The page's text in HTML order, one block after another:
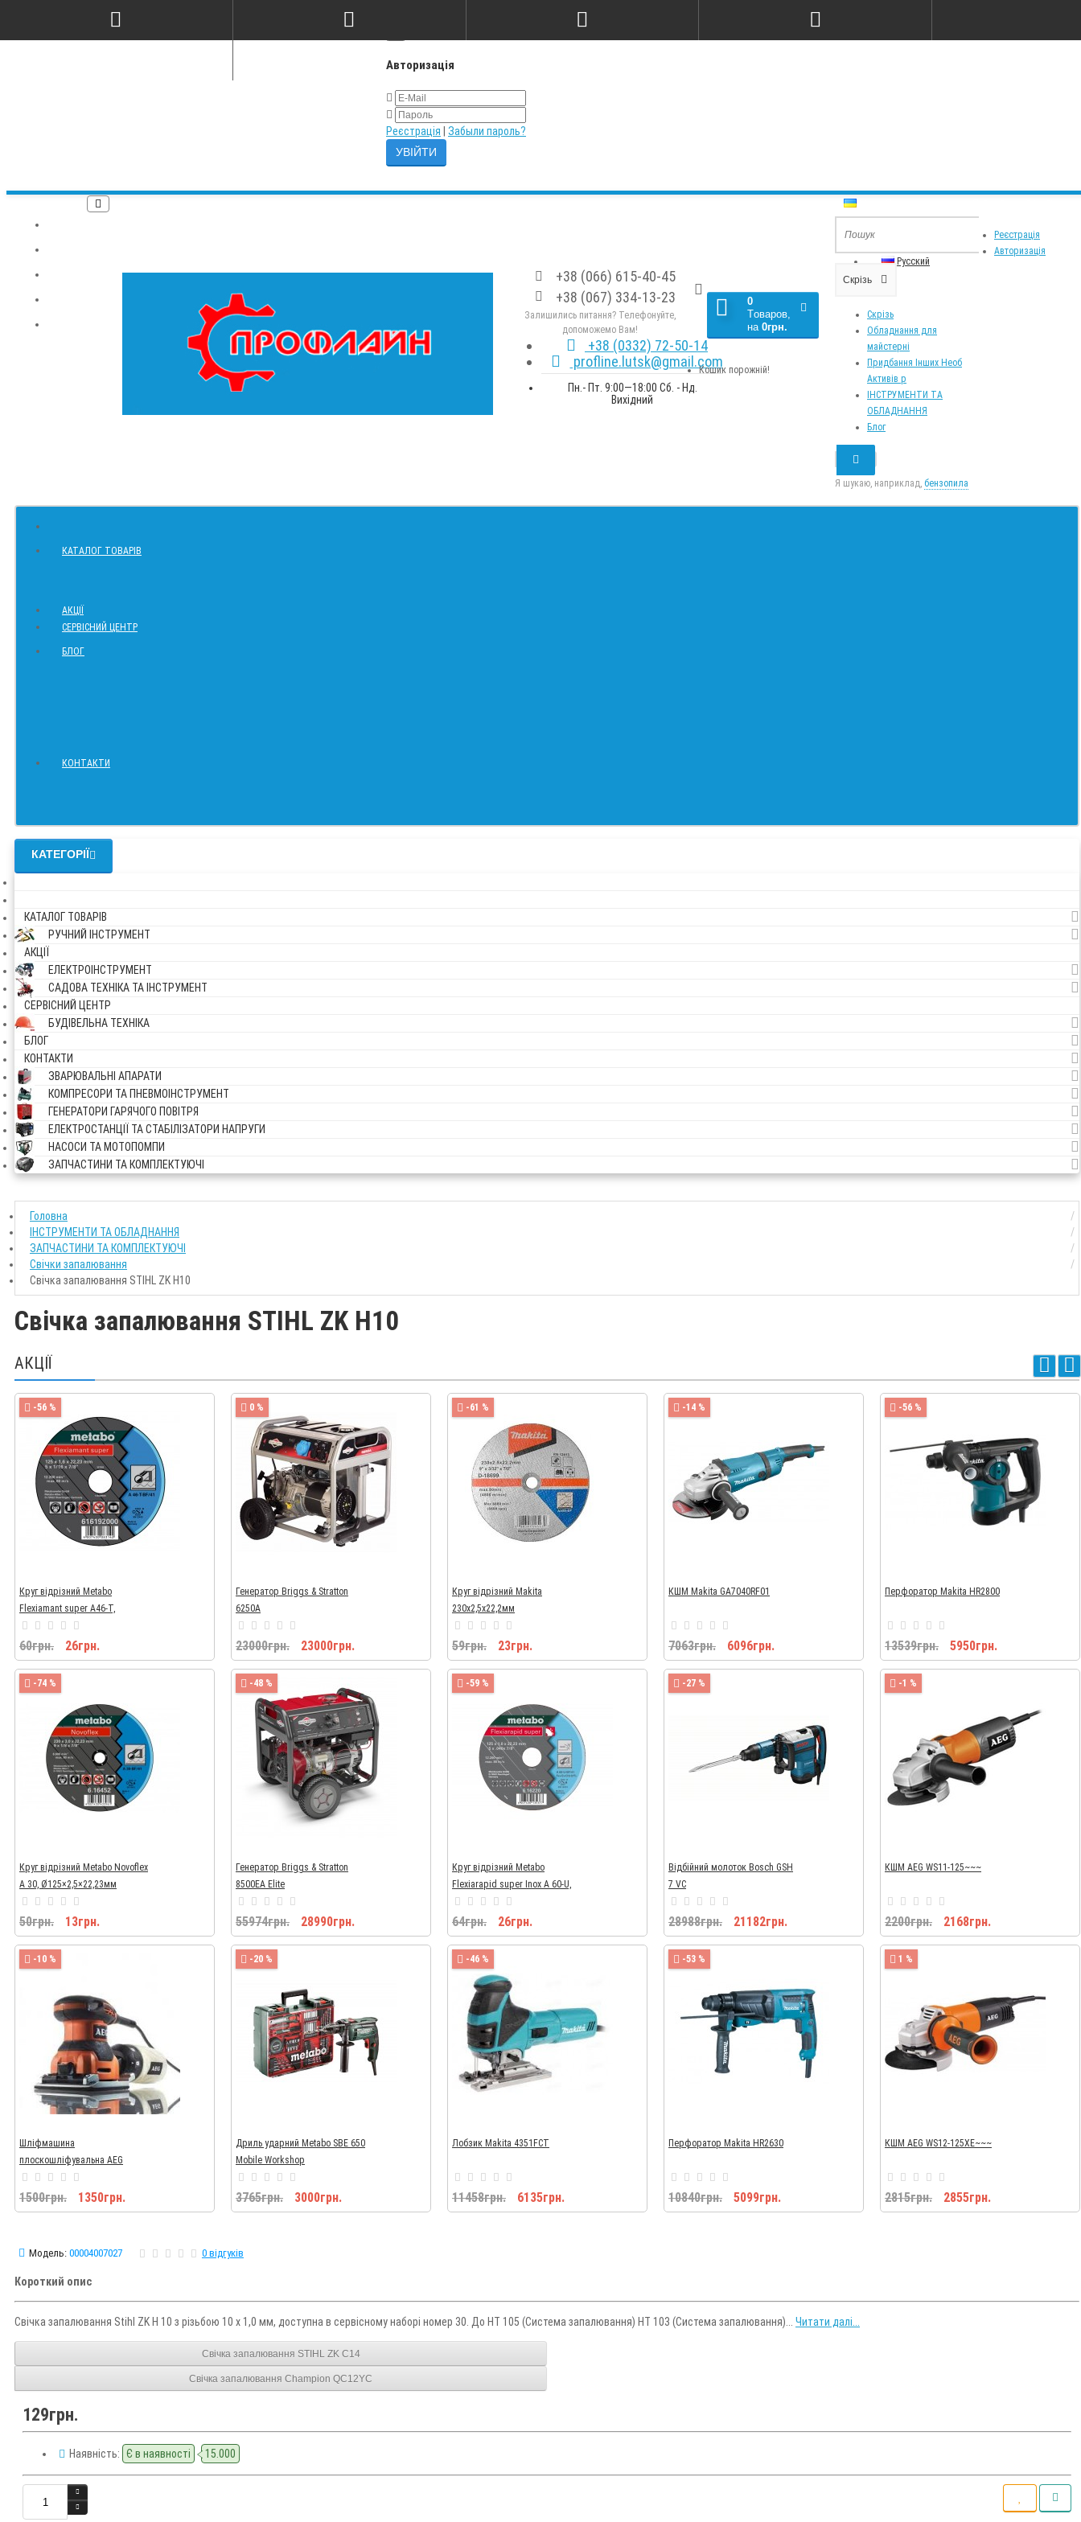
Авторизація
Реєстрація Забыли пароль?
Реєстрація
Авторизація
Русский
+38 (066) 615-40-45
+38 (067) 334-13-23
Залишились питання? Телефонуйте,
допоможемо Вам!
+38 (0332) 72-50-14
profline.lutsk@gmail.com
Пн.- Пт. 9:00—18:00 Сб. - Нд.
Вихідний
0
Tоваров,
на 0грн.
Кошик порожній!
Скрізь
Скрізь
Обладнання для
майстерні
Придбання Інших Необ
Активів р
ІНСТРУМЕНТИ ТА
ОБЛАДНАННЯ
Блог
Я шукаю, наприклад, бензопила
КАТАЛОГ ТОВАРІВ
АКЦІЇ
СЕРВІСНИЙ ЦЕНТР
БЛОГ
КОНТАКТИ
КАТЕГОРІЇ
КАТАЛОГ ТОВАРІВ
РУЧНИЙ ІНСТРУМЕНТ
АКЦІЇ
ЕЛЕКТРОІНСТРУМЕНТ
САДОВА ТЕХНІКА ТА ІНСТРУМЕНТ
СЕРВІСНИЙ ЦЕНТР
БУДІВЕЛЬНА ТЕХНІКА
БЛОГ
КОНТАКТИ
ЗВАРЮВАЛЬНІ АПАРАТИ
КОМПРЕСОРИ ТА ПНЕВМОІНСТРУМЕНТ
ГЕНЕРАТОРИ ГАРЯЧОГО ПОВІТРЯ
ЕЛЕКТРОСТАНЦІЇ ТА СТАБІЛІЗАТОРИ НАПРУГИ
НАСОСИ ТА МОТОПОМПИ
ЗАПЧАСТИНИ ТА КОМПЛЕКТУЮЧІ
Головна
ІНСТРУМЕНТИ ТА ОБЛАДНАННЯ
ЗАПЧАСТИНИ ТА КОМПЛЕКТУЮЧІ
Свічки запалювання
Свічка запалювання STIHL ZK H10
Свічка запалювання STIHL ZK H10
АКЦІЇ
-56 %
Круг відрізний Metabo
Flexiamant super A46-T,
Ø125×1,6×22,23мм
60грн. 26грн.
-74 %
Круг відрізний Metabo Novoflex
A 30, Ø125×2,5×22,23мм
50грн. 13грн.
-10 %
Шліфмашина
плоскошліфувальна AEG
FDS140
1500грн. 1350грн.
0 %
Генератор Briggs & Stratton
6250А
23000грн. 23000грн.
-48 %
Генератор Briggs & Stratton
8500EA Elite
55974грн. 28990грн.
-20 %
Дриль ударний Metabo SBE 650
Mobile Workshop
3765грн. 3000грн.
-61 %
Круг відрізний Makita
230х2,5х22,2мм
59грн. 23грн.
-59 %
Круг відрізний Metabo
Flexiarapid super Inox A 60-U,
Ø125×1,0×22,23мм
64грн. 26грн.
-46 %
Лобзик Makita 4351FCТ
11458грн. 6135грн.
-14 %
КШМ Makita GA7040RF01
7063грн. 6096грн.
-27 %
Відбійний молоток Bosch GSH
7 VC
28988грн. 21182грн.
-53 %
Перфоратор Makita HR2630
10840грн. 5099грн.
-56 %
Перфоратор Makita HR2800
13539грн. 5950грн.
-1 %
КШМ AEG WS11-125~~~
2200грн. 2168грн.
1 %
КШМ AEG WS12-125XE~~~
2815грн. 2855грн.
Модель: 00004007027 0 відгуків
Короткий опис
Свічка запалювання Stihl ZK H 10 з різьбою 10 х 1,0 мм, доступна в сервісному наборі номер 30. До HT 105 (Система запалювання) HT 103 (Система запалювання)... Читати далі...
Свічка запалювання STIHL ZK C14
Свічка запалювання Champion QC12YC
129грн.
Наявність: Є в наявності 15.000